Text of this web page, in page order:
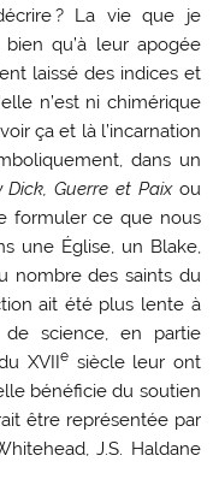
? La vie que je
bien qu’à leur apogée
laissé des indices et
n’est ni chimérique
ça et là l’incarnation
dans un
Dick, Guerre et Paix ou
formuler ce que nous
une Église, un Blake,
nombre des saints du
ait été plus lente à
de science, en partie
XVIIesiècle leur ont
bénéficie du soutien
être représentée par
J.S. Haldane